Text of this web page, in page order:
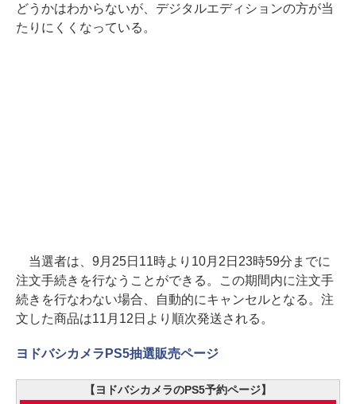
どうかはわからないが、デジタルエディションの方が当
たりにくくなっている。
当選者は、9月25日11時より10月2日23時59分までに
注文手続きを行なうことができる。この期間内に注文手
続きを行なわない場合、自動的にキャンセルとなる。注
文した商品は11月12日より順次発送される。
ヨドバシカメラPS5抽選販売ページ
【ヨドバシカメラのPS5予約ページ】